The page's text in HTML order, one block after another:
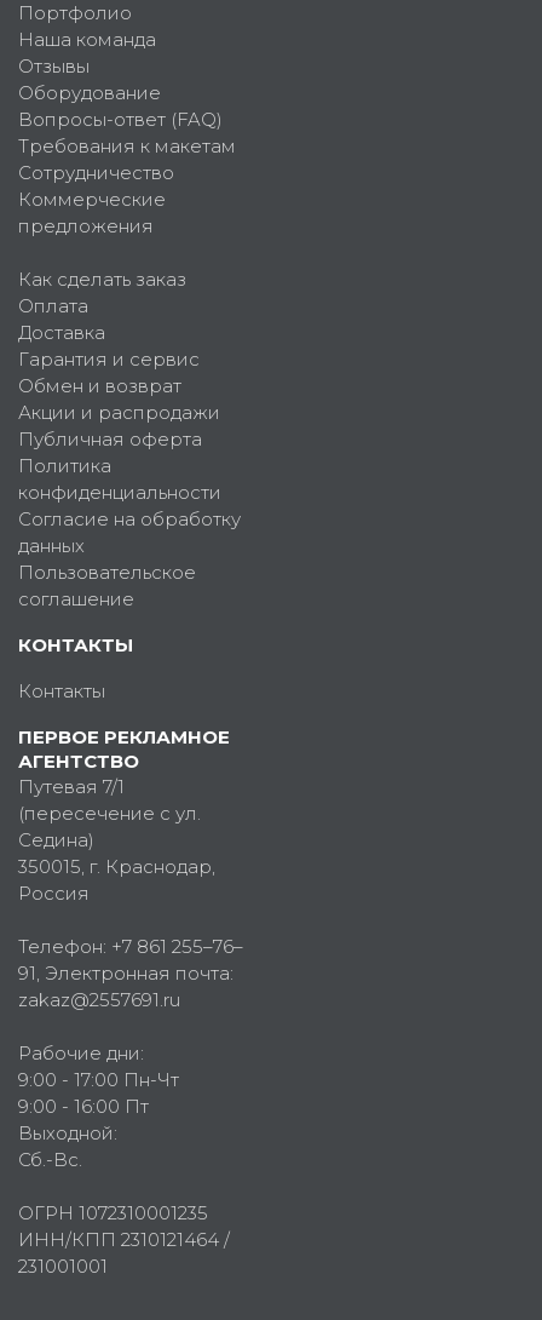
Портфолио
Наша команда
Отзывы
Оборудование
Вопросы-ответ (FAQ)
Требования к макетам
Сотрудничество
Коммерческие
предложения
Как сделать заказ
Оплата
Доставка
Гарантия и сервис
Обмен и возврат
Акции и распродажи
Публичная оферта
Политика
конфиденциальности
Согласие на обработку
данных
Пользовательское
соглашение
КОНТАКТЫ
Контакты
ПЕРВОЕ РЕКЛАМНОЕ
АГЕНТСТВО
Путевая 7/1
(пересечение с ул.
Седина)
350015, г. Краснодар,
Россия
Телефон: +7 861 255–76–
91, Электронная почта:
zakaz@2557691.ru
Рабочие дни:
9:00 - 17:00 Пн-Чт
9:00 - 16:00 Пт
Выходной:
Сб.-Вс.
ОГРН 1072310001235
ИНН/КПП 2310121464 /
231001001